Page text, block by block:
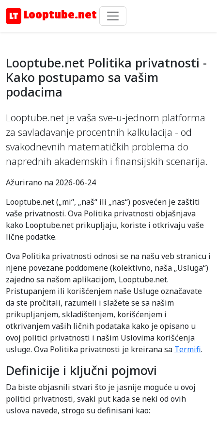
Looptube.net
Looptube.net Politika privatnosti -
Kako postupamo sa vašim
podacima
Looptube.net je vaša sve-u-jednom platforma
za savladavanje procentnih kalkulacija - od
svakodnevnih matematičkih problema do
naprednih akademskih i finansijskih scenarija.
Ažurirano na 2026-06-24
Looptube.net („mi“, „naš“ ili „nas“) posvećen je zaštiti
vaše privatnosti. Ova Politika privatnosti objašnjava
kako Looptube.net prikupljaju, koriste i otkrivaju vaše
lične podatke.
Ova Politika privatnosti odnosi se na našu veb stranicu i
njene povezane poddomene (kolektivno, naša „Usluga“)
zajedno sa našom aplikacijom, Looptube.net.
Pristupanjem ili korišćenjem naše Usluge označavate
da ste pročitali, razumeli i slažete se sa našim
prikupljanjem, skladištenjem, korišćenjem i
otkrivanjem vaših ličnih podataka kako je opisano u
ovoj politici privatnosti i našim Uslovima korišćenja
usluge. Ova Politika privatnosti je kreirana sa Termifi.
Definicije i ključni pojmovi
Da biste objasnili stvari što je jasnije moguće u ovoj
politici privatnosti, svaki put kada se neki od ovih
uslova navede, strogo su definisani kao: